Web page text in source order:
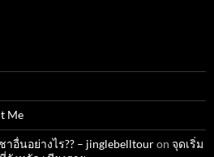
Me
อื่นอย่างไร?? – jinglebelltouron จุดเริ่ม